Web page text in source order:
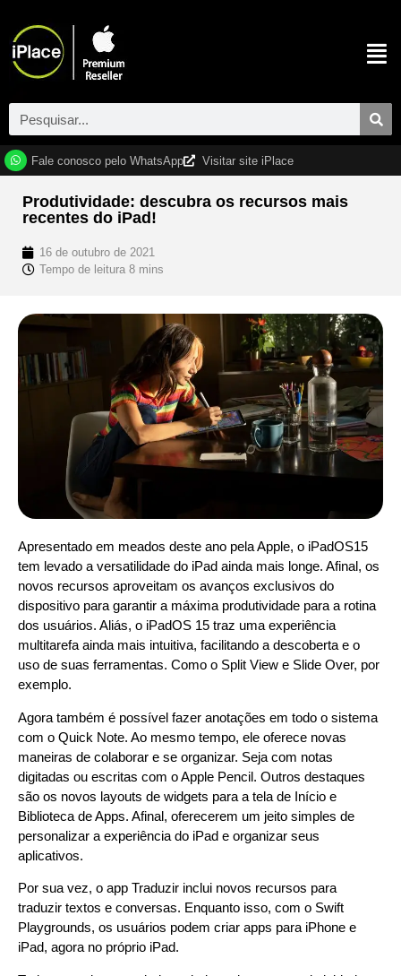
Fale conosco pelo WhatsApp Visitar site iPlace
Produtividade: descubra os recursos mais
recentes do iPad!
16 de outubro de 2021
Apresentado em meados deste ano pela Apple, o iPadOS15
tem levado a versatilidade do iPad ainda mais longe. Afinal, os
novos recursos aproveitam os avanços exclusivos do
dispositivo para garantir a máxima produtividade para a rotina
dos usuários. Aliás, o iPadOS 15 traz uma experiência
multitarefa ainda mais intuitiva, facilitando a descoberta e o
uso de suas ferramentas. Como o Split View e Slide Over, por
exemplo.
Agora também é possível fazer anotações em todo o sistema
com o Quick Note. Ao mesmo tempo, ele oferece novas
maneiras de colaborar e se organizar. Seja com notas
digitadas ou escritas com o Apple Pencil. Outros destaques
são os novos layouts de widgets para a tela de Início e
Biblioteca de Apps. Afinal, oferecerem um jeito simples de
personalizar a experiência do iPad e organizar seus
aplicativos.
Por sua vez, o app Traduzir inclui novos recursos para
traduzir textos e conversas. Enquanto isso, com o Swift
Playgrounds, os usuários podem criar apps para iPhone e
iPad, agora no próprio iPad.